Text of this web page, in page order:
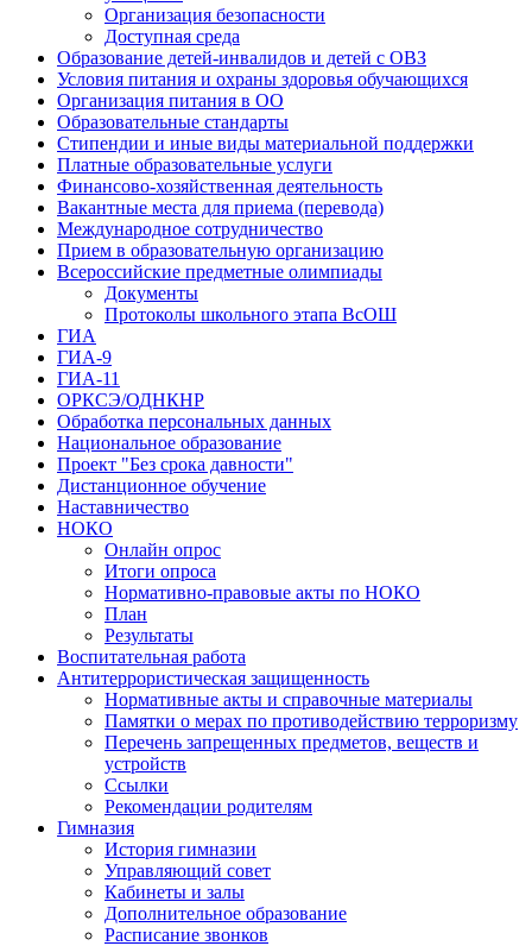
Организация безопасности
Доступная среда
Образование детей-инвалидов и детей с ОВЗ
Условия питания и охраны здоровья обучающихся
Организация питания в ОО
Образовательные стандарты
Стипендии и иные виды материальной поддержки
Платные образовательные услуги
Финансово-хозяйственная деятельность
Вакантные места для приема (перевода)
Международное сотрудничество
Прием в образовательную организацию
Всероссийские предметные олимпиады
Документы
Протоколы школьного этапа ВсОШ
ГИА
ГИА-9
ГИА-11
ОРКСЭ/ОДНКНР
Обработка персональных данных
Национальное образование
Проект "Без срока давности"
Дистанционное обучение
Наставничество
НОКО
Онлайн опрос
Итоги опроса
Нормативно-правовые акты по НОКО
План
Результаты
Воспитательная работа
Антитеррористическая защищенность
Нормативные акты и справочные материалы
Памятки о мерах по противодействию терроризму
Перечень запрещенных предметов, веществ и
устройств
Ссылки
Рекомендации родителям
Гимназия
История гимназии
Управляющий совет
Кабинеты и залы
Дополнительное образование
Расписание звонков